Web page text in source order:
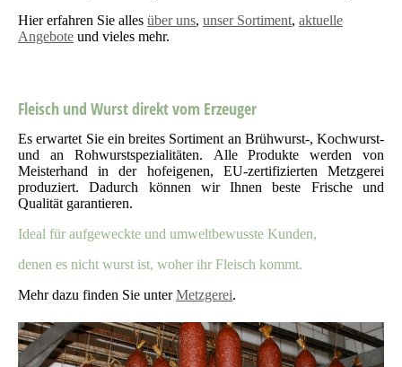
Hier erfahren Sie alles über uns, unser Sortiment, aktuelle
Angebote und vieles mehr.
Fleisch und Wurst direkt vom Erzeuger
Es erwartet Sie ein breites Sortiment an Brühwurst-, Kochwurst-
und an Rohwurstspezialitäten. Alle Produkte werden von
Meisterhand in der hofeigenen, EU-zertifizierten Metzgerei
produziert. Dadurch können wir Ihnen beste Frische und
Qualität garantieren.
Ideal für aufgeweckte und umweltbewusste Kunden,
denen es nicht wurst ist, woher ihr Fleisch kommt.
Mehr dazu finden Sie unterMetzgerei.